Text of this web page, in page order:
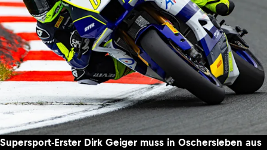
Supersport-Erster Dirk Geiger muss in Oschersleben aus